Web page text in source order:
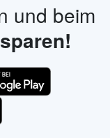
und beim